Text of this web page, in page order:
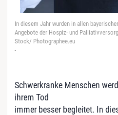
In diesem Jahr wurden in allen
Angebote der Hospiz- und
Stock/ Photographee.eu
-
Schwerkranke Menschen
ihrem Tod
immer besser begleitet. In